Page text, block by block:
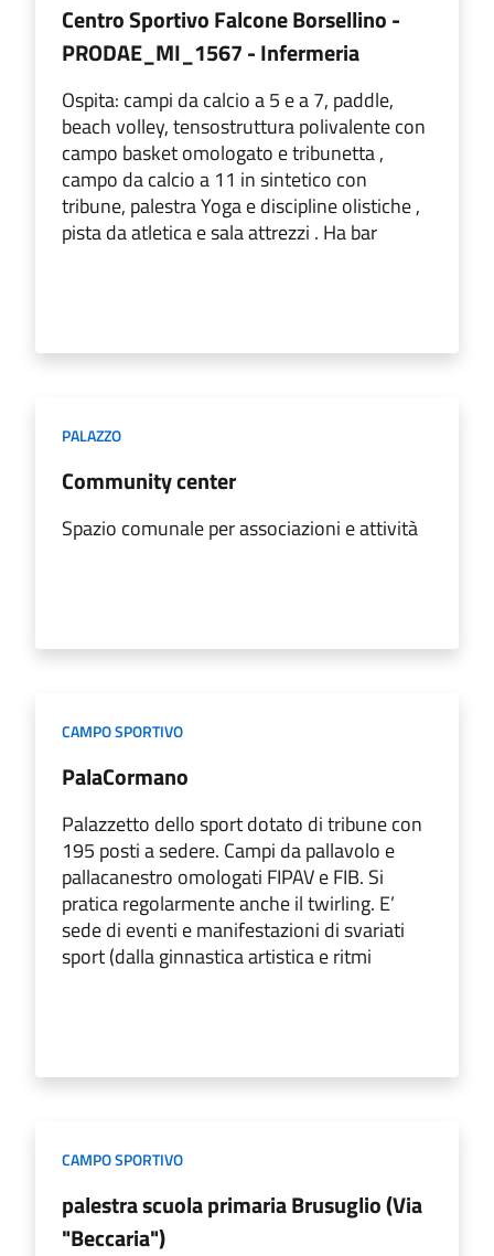
Centro Sportivo Falcone Borsellino -
PRODAE_MI_1567 - Infermeria
Ospita: campi da calcio a 5 e a 7, paddle,
beach volley, tensostruttura polivalente con
campo basket omologato e tribunetta ,
campo da calcio a 11 in sintetico con
tribune, palestra Yoga e discipline olistiche ,
pista da atletica e sala attrezzi . Ha bar
PALAZZO
Community center
Spazio comunale per associazioni e attività
CAMPO SPORTIVO
PalaCormano
Palazzetto dello sport dotato di tribune con
195 posti a sedere. Campi da pallavolo e
pallacanestro omologati FIPAV e FIB. Si
pratica regolarmente anche il twirling. E’
sede di eventi e manifestazioni di svariati
sport (dalla ginnastica artistica e ritmi
CAMPO SPORTIVO
palestra scuola primaria Brusuglio (Via
"Beccaria")